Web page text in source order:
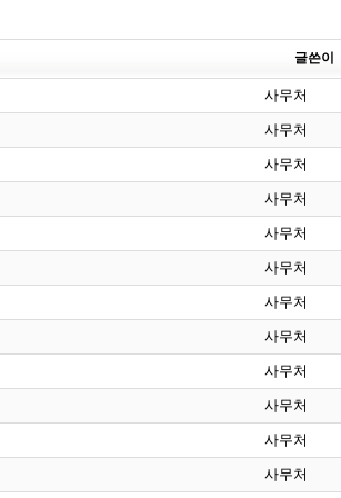
글쓴이
사무처
사무처
사무처
사무처
사무처
사무처
사무처
사무처
사무처
사무처
사무처
사무처